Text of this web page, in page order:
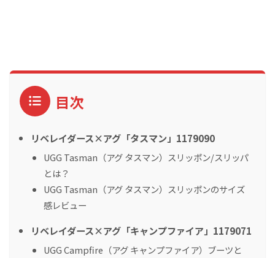
目次
リベレイダース×アグ「タスマン」1179090
UGG Tasman（アグ タスマン）スリッポン/スリッパ
とは？
UGG Tasman（アグ タスマン）スリッポンのサイズ
感レビュー
リベレイダース×アグ「キャンプファイア」1179071
UGG Campfire（アグ キャンプファイア）ブーツと